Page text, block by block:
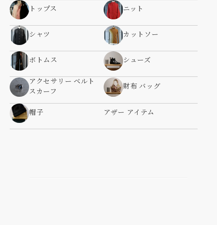
トップス ニット
シャツ カットソー
ボトムス シューズ
アクセサリー ベルト
スカーフ
財布 バッグ
帽子 アザー アイテム